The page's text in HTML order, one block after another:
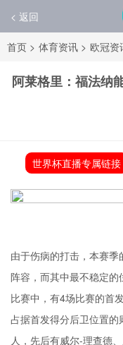
< 返回
首页 > 体育资讯 > 欧冠资
阿莱格里：福法纳
世界杯直播专属链接
由于伤病的打击，本赛
阵容，而其中最不稳定
比赛中，有4场比赛的首
占据首发得分后卫位置
人，先后有威尔-理查德